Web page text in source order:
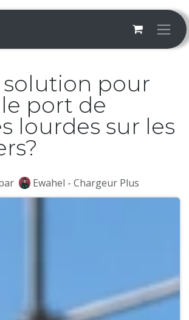
pour
port de
lourdes sur les
Ewahel - Chargeur Plus